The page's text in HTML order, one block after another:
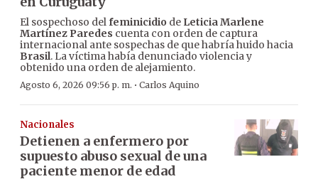
El sospechoso delfeminicidio de Leticia Marlene
Martínez Paredes cuenta con orden de captura
internacional ante sospechas de que habría huido hacia
Brasil. La víctima había denunciado violencia y
obtenido una orden de alejamiento.
Agosto 6, 2026 09:56 p. m. · Carlos Aquino
Nacionales
Detienen a enfermero por
supuesto abuso sexual de una
paciente menor de edad